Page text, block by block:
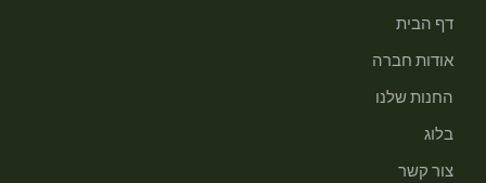
דף הבית
אודות חברה
החנות שלנו
בלוג
צור קשר